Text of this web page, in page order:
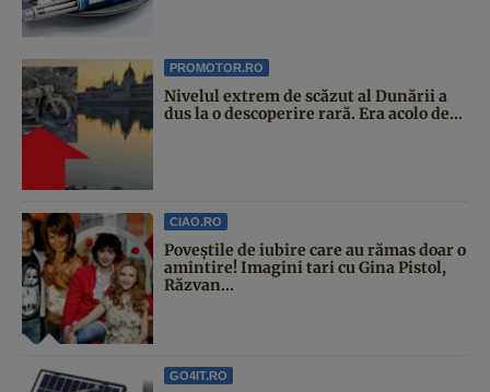
PROMOTOR.RO
Nivelul extrem de scăzut al Dunării a
dus la o descoperire rară. Era acolo de...
CIAO.RO
Poveştile de iubire care au rămas doar o
amintire! Imagini tari cu Gina Pistol,
Răzvan...
GO4IT.RO